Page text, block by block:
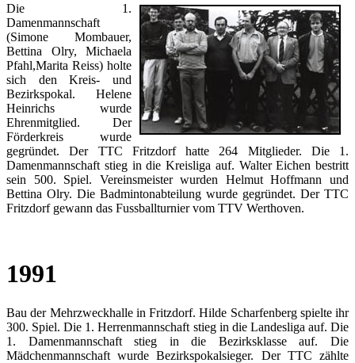
Die 1.
Damenmannschaft
(Simone Mombauer,
Bettina Olry, Michaela
Pfahl,Marita Reiss) holte
sich den Kreis- und
Bezirkspokal. Helene
Heinrichs wurde
Ehrenmitglied. Der
Förderkreis wurde
gegründet. Der TTC Fritzdorf hatte 264 Mitglieder. Die 1.
Damenmannschaft stieg in die Kreisliga auf. Walter Eichen bestritt
sein 500. Spiel. Vereinsmeister wurden Helmut Hoffmann und
Bettina Olry. Die Badmintonabteilung wurde gegründet. Der TTC
Fritzdorf gewann das Fussballturnier vom TTV Werthoven.
1991
Bau der Mehrzweckhalle in Fritzdorf. Hilde Scharfenberg spielte ihr
300. Spiel. Die 1. Herrenmannschaft stieg in die Landesliga auf. Die
1. Damenmannschaft stieg in die Bezirksklasse auf. Die
Mädchenmannschaft wurde Bezirkspokalsieger. Der TTC zählte